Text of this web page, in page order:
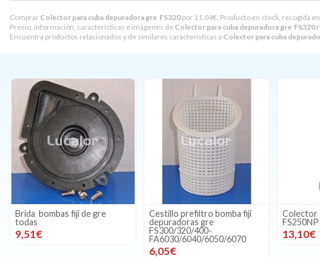
Comprar Colector para cuba depuradora gre FS320por 11,04€. Producto en stock, recogida
Precio, información, características e imágenes de Colector para cuba depuradora gre FS320
Encuentra productos relacionados y de similares características a Colector para cuba
Brida bombas fiji de gre
todas
9,51€
Cestillo prefiltro bomba fiji
depuradoras gre
FS300/320/400-
FA6030/6040/6050/6070
6,05€
Colector
FS250NP
13,10€